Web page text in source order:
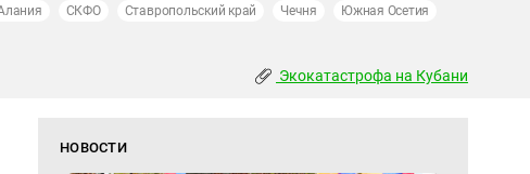
СКФО Ставропольский край Чечня Южная Осетия
Экокатастрофа на Кубани
НОВОСТИ